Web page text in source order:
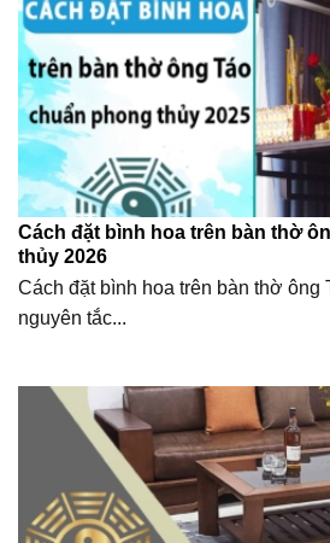
Cách đặt bình hoa trên bàn thờ
thủy 2026
Cách đặt bình hoa trên bàn thờ ông
nguyên tắc...